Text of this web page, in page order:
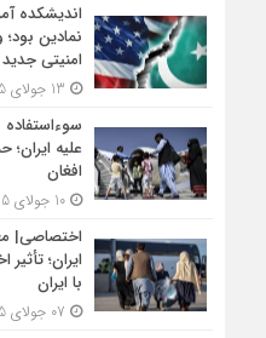
اندیشکده
نمادین
امنیتی جدید
علیه
افغان
10 جولای 2025 - 18:00
اختصاصی|
ایران؛
با ایران